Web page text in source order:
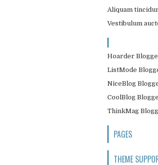
Aliquam
Vestibulum
Hoarder
ListMode
NiceBlog
CoolBlog
ThinkMag
PAGES
THEME